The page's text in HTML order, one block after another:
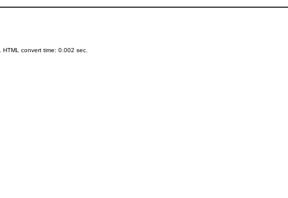
convert time: 0.002 sec.